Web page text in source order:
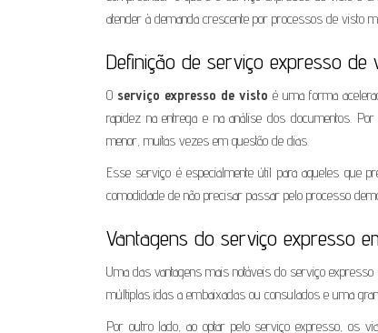
atender à demanda crescente por processos de visto
Definição de serviço expresso de
Oserviço expresso de visto é uma forma
rapidez na entrega e na análise dos documentos.
menor, muitas vezes em questão de dias.
Esse serviço é especialmente útil para aqueles que
comodidade de não precisar passar pelo processo
Vantagens do serviço expresso
Uma das vantagens mais notáveis do serviço
múltiplas idas a embaixadas ou consulados e uma
Por outro lado, ao optar pelo serviço expresso, os